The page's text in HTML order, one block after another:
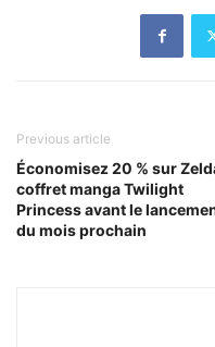
Previous article
Économisez 20 % sur
coffret manga Twilight
Princess avant le
du mois prochain